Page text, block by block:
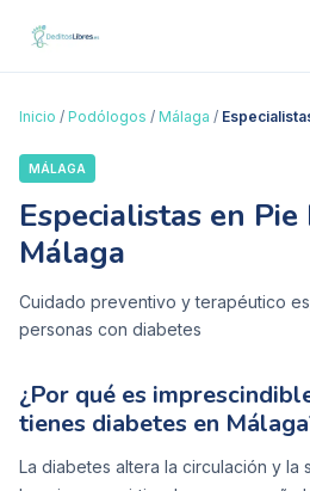
Inicio / Podólogos / Málaga /
MÁLAGA
Especialistas en
Málaga
Cuidado preventivo y terapéutico
personas con diabetes
¿Por qué es
tienes diabetes en
La diabetes altera la circulación y la